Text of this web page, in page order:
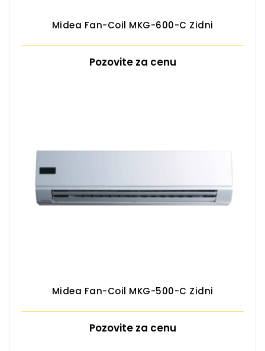
Midea Fan-Coil MKG-600-C Zidni
Pozovite za cenu
Midea Fan-Coil MKG-500-C Zidni
Pozovite za cenu